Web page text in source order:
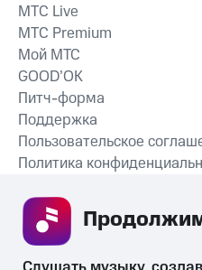
СКАЧАТЬ
MTС Live
MTС Premium
Мой МТС
GOOD’OK
Питч-форма
Поддержка
Пользовательское
Политика